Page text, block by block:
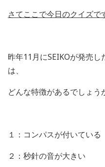
さてここで今日のクイズで
昨年11月にSEIKOが発売
は、
どんな特徴があるでしょう
１：コンパスが付いている
２：秒針の音が大きい